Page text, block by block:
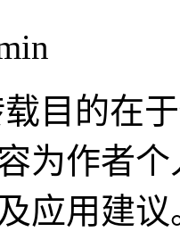
目的在
为作者
应用建